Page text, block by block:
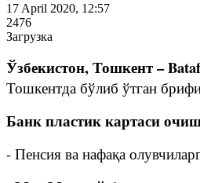
17 April 2020, 12:57
2476
Загрузка
Ўзбекистон, Тошкент –
Тошкентда бўлиб ўтган
Банк пластик картаси
- Пенсия ва нафақа